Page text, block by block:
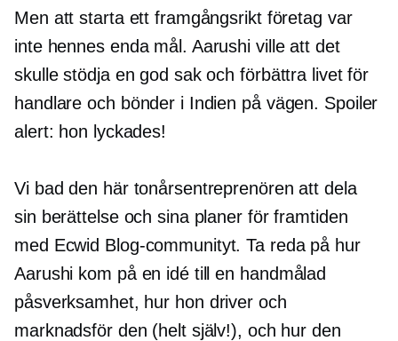
Men att starta ett framgångsrikt företag var
inte hennes enda mål. Aarushi ville att det
skulle stödja en god sak och förbättra livet för
handlare och bönder i Indien på vägen. Spoiler
alert: hon lyckades!
Vi bad den här tonårsentreprenören att dela
sin berättelse och sina planer för framtiden
med Ecwid Blog-communityt. Ta reda på hur
Aarushi kom på en idé till en handmålad
påsverksamhet, hur hon driver och
marknadsför den (helt själv!), och hur den